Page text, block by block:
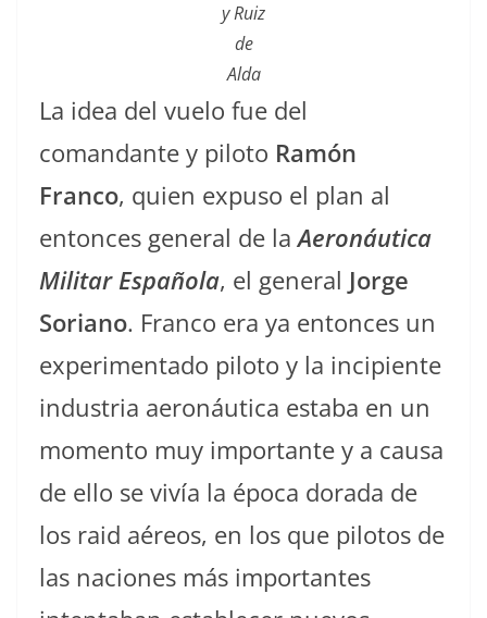
y Ruiz
de
Alda
La idea del vuelo fue del
comandante y piloto Ramón
Franco, quien expuso el plan al
entonces general de laAeronáutica
Militar Española, el general Jorge
Soriano. Franco era ya entonces un
experimentado piloto y la incipiente
industria aeronáutica estaba en un
momento muy importante y a causa
de ello se vivía la época dorada de
los raid aéreos, en los que pilotos de
las naciones más importantes